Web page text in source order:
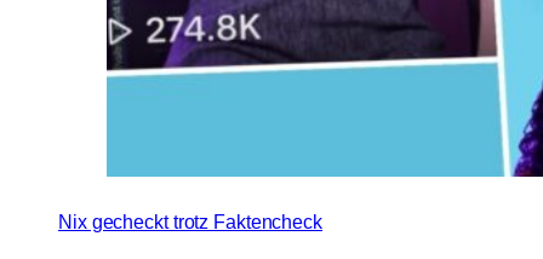
Nix gecheckt trotz Faktencheck